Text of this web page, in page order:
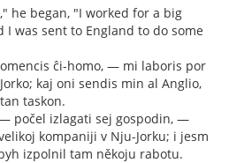
he began, "I worked for a big
I was sent to England to do some
ĉi-homo, — mi laboris por
kaj oni sendis min al Anglio,
taskon.
počel izlagati sej gospodin, —
kompaniji v Nju-Jorku; i jesm
izpolnil tam někoju rabotu.